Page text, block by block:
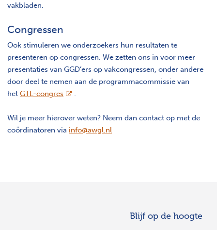
vakbladen.
Congressen
Ook stimuleren we onderzoekers hun resultaten te
presenteren op congressen. We zetten ons in voor meer
presentaties van GGD’ers op vakcongressen, onder andere
door deel te nemen aan de programmacommissie van
het GTL-congres opent nieuw scherm
.
Wil je meer hierover weten? Neem dan contact op met de
coördinatoren via info@awgl.nl
Blijf op de hoogte